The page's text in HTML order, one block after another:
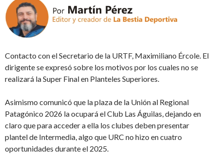
Contacto con el Secretario de la URTF, Maximiliano Ércole. El
dirigente se expresó sobre los motivos por los cuales no se
realizará la Super Final en Planteles Superiores.
Asimismo comunicó que la plaza de la Unión al Regional
Patagónico 2026 la ocupará el Club Las Águilas, dejando en
claro que para acceder a ella los clubes deben presentar
plantel de Intermedia, algo que URC no hizo en cuatro
oportunidades durante el 2025.